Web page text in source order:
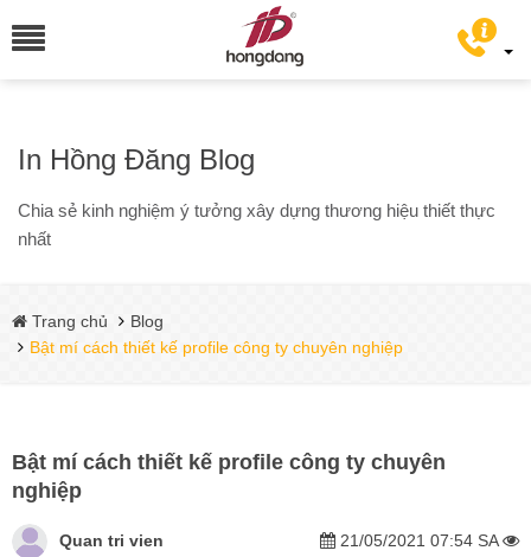
In Hồng Đăng Blog
Chia sẻ kinh nghiệm ý tưởng xây dựng thương hiệu thiết thực
nhất
Trang chủ
Blog
Bật mí cách thiết kế profile công ty chuyên nghiệp
Bật mí cách thiết kế profile công ty chuyên
nghiệp
Quan tri vien
21/05/2021 07:54 SA